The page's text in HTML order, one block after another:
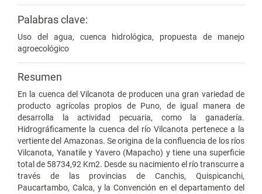
Palabras clave:
Uso del agua, cuenca hidrológica, propuesta de manejo
agroecológico
Resumen
En la cuenca del Vilcanota de producen una gran variedad de
producto agrícolas propios de Puno, de igual manera de
desarrolla la actividad pecuaria, como la ganadería.
Hidrográficamente la cuenca del río Vilcanota pertenece a la
vertiente del Amazonas. Se origina de la confluencia de los ríos
Vilcanota, Yanatile y Yavero (Mapacho) y tiene una superficie
total de 58734,92 Km2. Desde su nacimiento el río transcurre a
través de las provincias de Canchis, Quispicanchi,
Paucartambo, Calca, y la Convención en el departamento del